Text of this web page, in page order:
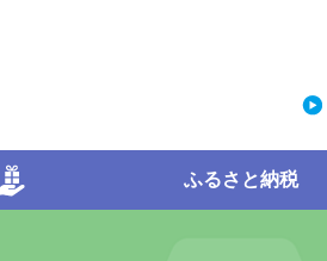
ふるさと納税